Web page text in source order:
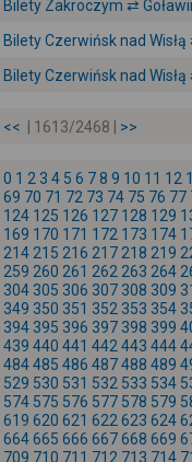
Bilety Zakroczym ⇄
Bilety Czerwińsk nad Wisłą
Bilety Czerwińsk nad
<< | 1613/2468 | >>
0 1 2 3 4 5 6 78 9 10 11 12
69 70 71 72 73 74 75 76 77
124 125 126 127 128 129
169 170 171 172 173 174
214 215 216 217 218 219
259 260 261 262 263 264
304 305 306 307 308 309
349 350 351 352 353 354
394 395 396 397 398 399
439 440 441 442 443 444
484485 486 487488 489
529 530 531 532 533 534
574 575 576 577 578 579
619 620 621 622 623 624
664665 666 667668 669
709 710 711 712 713 714